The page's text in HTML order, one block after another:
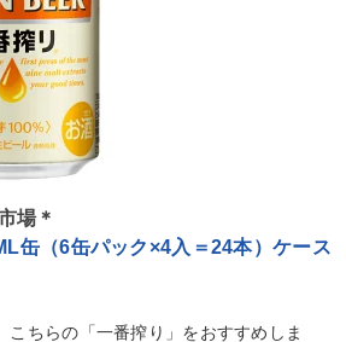
場＊
缶（6缶パック×4入＝24本）ケース
こちらの「一番搾り」をおすすめしま